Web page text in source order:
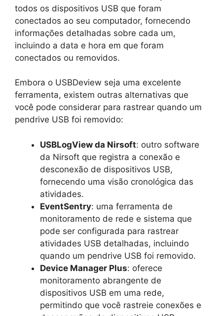
todos os dispositivos USB que foram
conectados ao seu computador, fornecendo
informações detalhadas sobre cada um,
incluindo a data e hora em que foram
conectados ou removidos.
Embora o USBDeview seja uma excelente
ferramenta, existem outras alternativas que
você pode considerar para rastrear quando um
pendrive USB foi removido:
USBLogView da Nirsoft: outro software
da Nirsoft que registra a conexão e
desconexão de dispositivos USB,
fornecendo uma visão cronológica das
atividades.
EventSentry: uma ferramenta de
monitoramento de rede e sistema que
pode ser configurada para rastrear
atividades USB detalhadas, incluindo
quando um pendrive USB foi removido.
Device Manager Plus: oferece
monitoramento abrangente de
dispositivos USB em uma rede,
permitindo que você rastreie conexões e